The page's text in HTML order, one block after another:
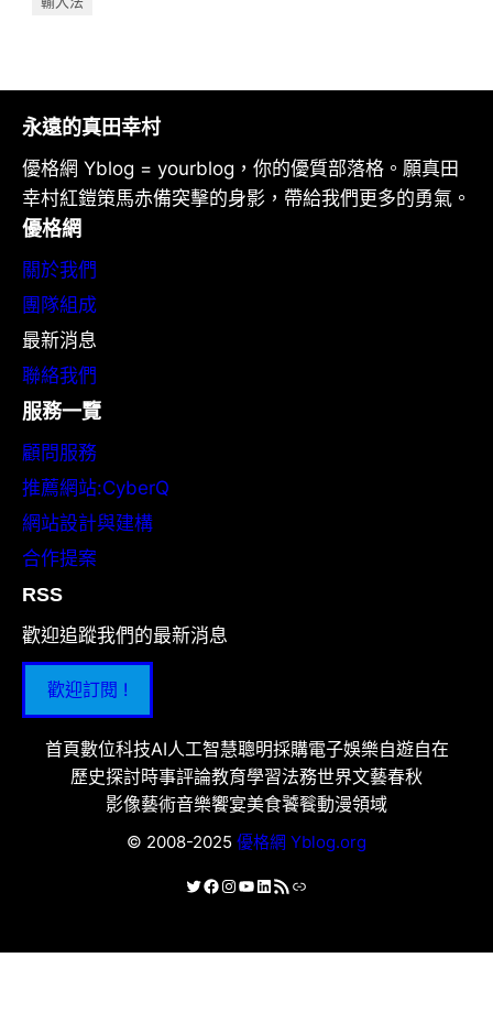
永遠的真田幸村
優格網 Yblog = yourblog，你的優質部落格。願真田
幸村紅鎧策馬赤備突擊的身影，帶給我們更多的勇氣。
優格網
關於我們
團隊組成
最新消息
聯絡我們
服務一覽
顧問服務
推薦網站:CyberQ
網站設計與建構
合作提案
RSS
歡迎追蹤我們的最新消息
歡迎訂閱 !
首頁數位科技AI人工智慧聰明採購電子娛樂自遊自在
歷史探討時事評論教育學習法務世界文藝春秋
影像藝術音樂饗宴美食饕餮動漫領域
© 2008-2025 優格網 Yblog.org
X Facebook
Instagram
YouTube
LinkedIn
RSS 資訊提供連結